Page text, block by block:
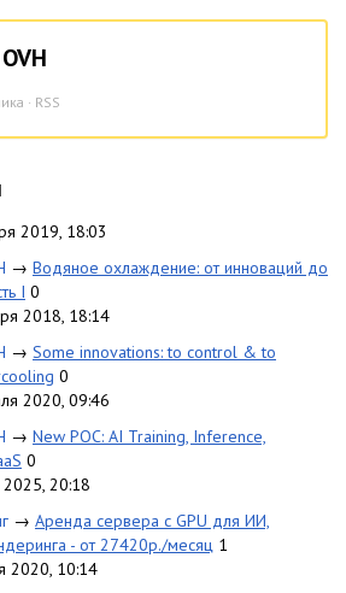
· RSS
2019, 18:03
→ Водяное охлаждение: от инноваций до
I 0
2018, 18:14
→ Some innovations: to control & to
0
2020, 09:46
→ New POC: AI Training, Inference,
0
20:18
→ Аренда сервера с GPU для ИИ,
- от 27420р./месяц 1
2020, 10:14